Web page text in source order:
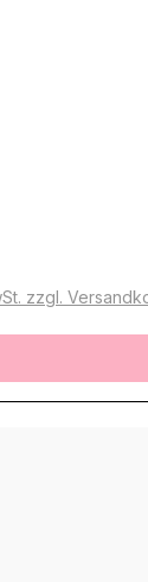
zzgl.